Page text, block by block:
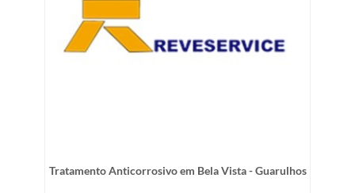
Tratamento Anticorrosivo em Bela Vista - Guarulhos